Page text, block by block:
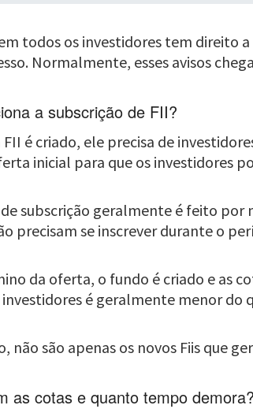
todos os investidores tem direito
Normalmente, esses avisos
a subscrição de FII?
FII é criado, ele precisa de
inicial para que os investidores
subscrição geralmente é feito
precisam se inscrever durante o
da oferta, o fundo é criado e as
é geralmente menor do
não são apenas os novos Fiis que
as cotas e quanto tempo demora?